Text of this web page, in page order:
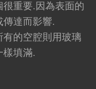
重要.因為表面的
達而影響.
的空腔則用玻璃
樣填滿.